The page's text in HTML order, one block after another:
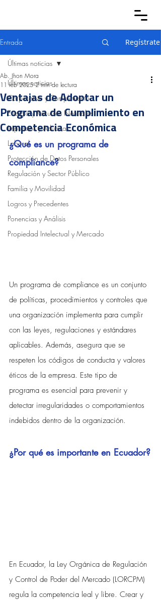
Entrada Regístrate
Últimas noticias
Corporativo y Cumplimiento
Energía y Recursos Naturales
Impuestos y Aduanas
Laboral
Protección de Datos Personales
Regulación y Sector Público
Familia y Movilidad
Logros y Precedentes
Ponencias y Análisis
Propiedad Intelectual y Mercado
Últimas noticias
Ventajas de Adoptar un
Programa de Cumplimiento en
Competencia Económica
Ab. Jhon Mora
11 feb 2025 2 min de lectura
¿Qué es un programa de
compliance?
Un programa de compliance es un conjunto
de políticas, procedimientos y controles que
una organización implementa para cumplir
con las leyes, regulaciones y estándares
aplicables. Además, asegura que se
respeten los códigos de conducta y valores
éticos de la empresa. Este tipo de
programa es esencial para prevenir y
detectar irregularidades o comportamientos
indebidos dentro de la organización.
¿Por qué es importante en Ecuador?
En Ecuador, la Ley Orgánica de Regulación
y Control de Poder del Mercado (LORCPM)
regula la competencia leal y libre. Crear y